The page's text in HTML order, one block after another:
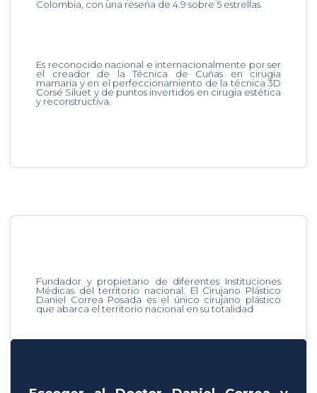
Colombia, con una reseña de 4.9 sobre 5 estrellas.
Es reconocido nacional e internacionalmente por ser
el creador de la Técnica de Cuñas en cirugía
mamaria y en el perfeccionamiento de la técnica 3D
Corsé Siluet y de puntos invertidos en cirugía estética
y reconstructiva.
Fundador y propietario de diferentes Instituciones
Médicas del territorio nacional. El Cirujano Plástico
Daniel Correa Posada es el único cirujano plástico
que abarca el territorio nacional en su totalidad